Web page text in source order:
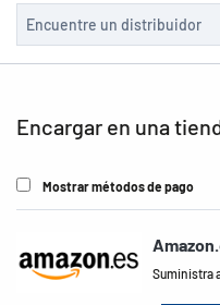
Encargar en una
Mostrar métodos de pago
Suministra